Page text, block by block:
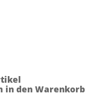
in den Warenkorb